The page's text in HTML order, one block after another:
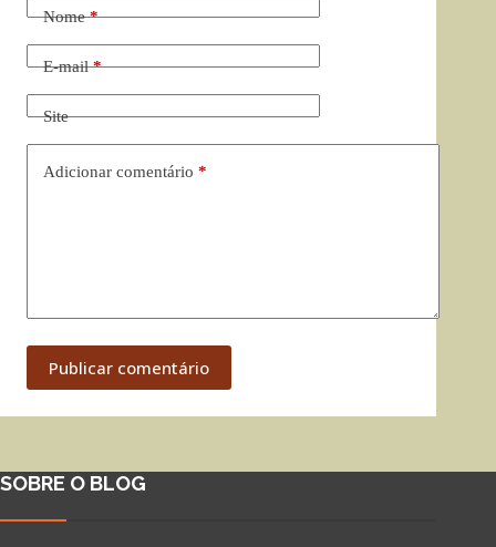
Nome*
E-mail*
Site
Adicionar comentário *
Publicar comentário
SOBRE O BLOG